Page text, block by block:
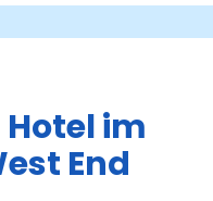
im
End